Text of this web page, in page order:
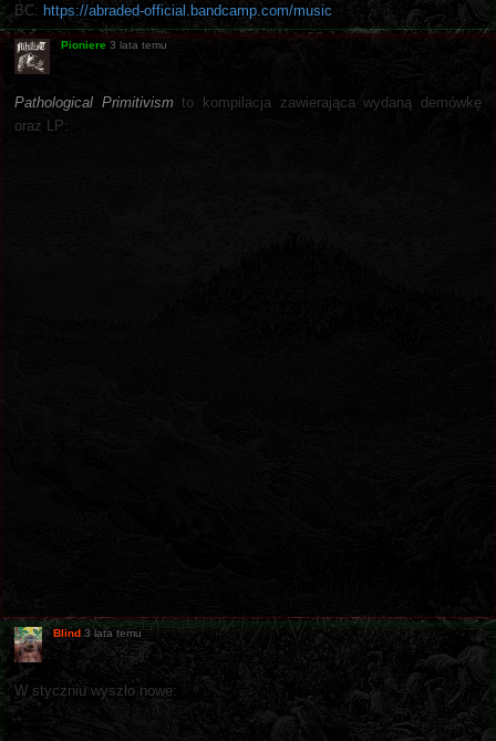
BC: https://abraded-official.bandcamp.com/music
Pioniere 3 lata temu
Pathological Primitivism to kompilacja zawierająca wydaną demówkę
oraz LP:
Blind 3 lata temu
W styczniu wyszło nowe: